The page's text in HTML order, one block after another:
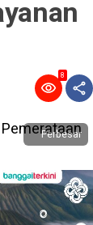
8
Perbesar